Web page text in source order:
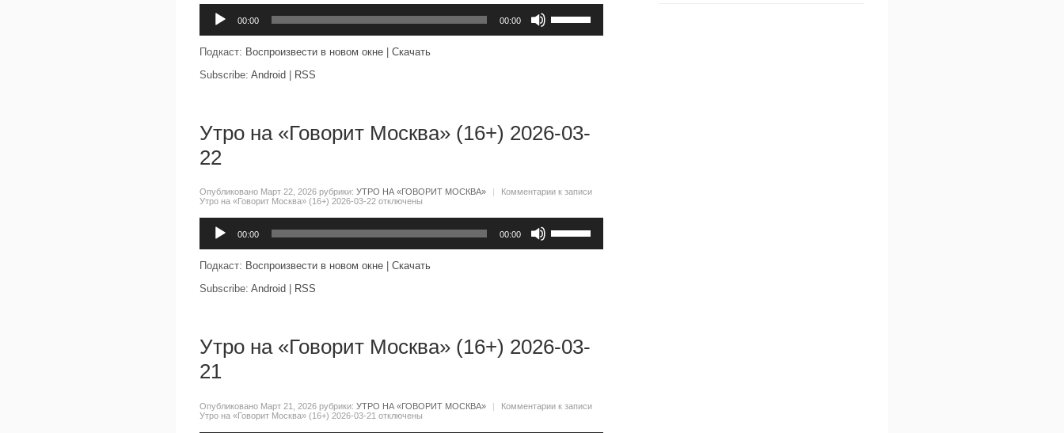
00:00 00:00
клавиши
Подкаст: Воспроизвести в новом окне
Скачать
Subscribe: Android RSS
Утро на «Говорит Москва» (16+) 2026-03-
22
Опубликовано Март 22, 2026 рубрики: УТРО НА «ГОВОРИТ МОСКВА» Комментарии к записи
Утро на «Говорит Москва» (16+) 2026-03-22 отключены
00:00 00:00
клавиши
вверх/
Подкаст: Воспроизвести в новом окне
Скачать
Subscribe: Android RSS
Утро на «Говорит Москва» (16+) 2026-03-
21
Опубликовано Март 21, 2026 рубрики: УТРО НА «ГОВОРИТ МОСКВА» | Комментарии к записи
Утро на «Говорит Москва» (16+) 2026-03-21 отключены